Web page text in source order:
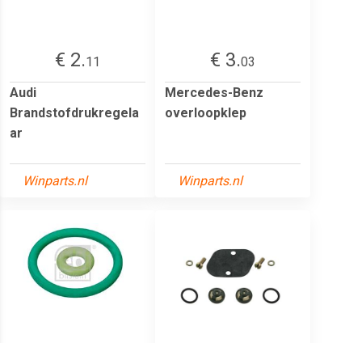
€ 2.11
Audi
Brandstofdrukregela
ar
Winparts.nl
€ 3.03
Mercedes-Benz
overloopklep
Winparts.nl